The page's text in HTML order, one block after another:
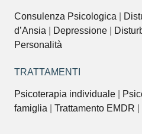
Consulenza Psicologica
d’Ansia
Depressione
Personalità
TRATTAMENTI
Psicoterapia individuale
famiglia
Trattamento EMDR